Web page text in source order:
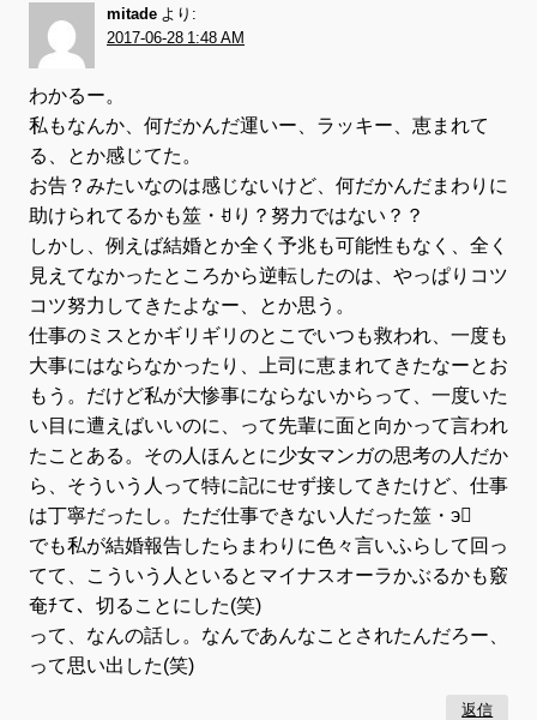
mitade より:
2017-06-28 1:48 AM
わかるー。
私もなんか、何だかんだ運いー、ラッキー、恵まれて
る、とか感じてた。
お告？みたいなのは感じないけど、何だかんだまわりに
助けられてるかも筮・ꀀり？努力ではない？？
しかし、例えば結婚とか全く予兆も可能性もなく、全く
見えてなかったところから逆転したのは、やっぱりコツ
コツ努力してきたよなー、とか思う。
仕事のミスとかギリギリのとこでいつも救われ、一度も
大事にはならなかったり、上司に恵まれてきたなーとお
もう。だけど私が大惨事にならないからって、一度いた
い目に遭えばいいのに、って先輩に面と向かって言われ
たことある。その人ほんとに少女マンガの思考の人だか
ら、そういう人って特に記にせず接してきたけど、仕事
は丁寧だったし。ただ仕事できない人だった筮・э
でも私が結婚報告したらまわりに色々言いふらして回っ
てて、こういう人といるとマイナスオーラかぶるかも竅
奄ﾁて、切ることにした(笑)
って、なんの話し。なんであんなことされたんだろー、
って思い出した(笑)
返信